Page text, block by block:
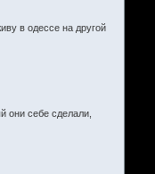
в одессе на другой
они себе сделали,